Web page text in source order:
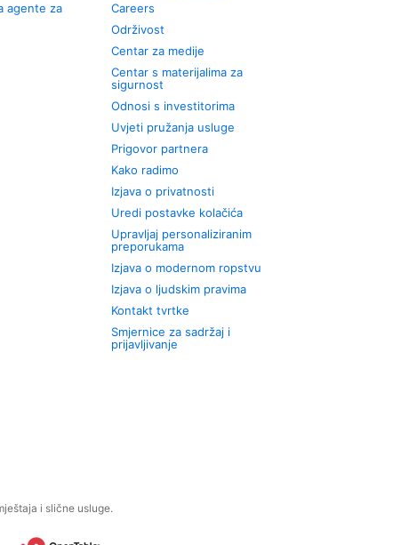
agente za
Careers
Održivost
Centar za medije
Centar s materijalima za
sigurnost
Odnosi s investitorima
Uvjeti pružanja usluge
Prigovor partnera
Kako radimo
Izjava o privatnosti
Uredi postavke kolačića
Upravljaj personaliziranim
preporukama
Izjava o modernom ropstvu
Izjava o ljudskim pravima
Kontakt tvrtke
Smjernice za sadržaj i
prijavljivanje
i slične usluge.